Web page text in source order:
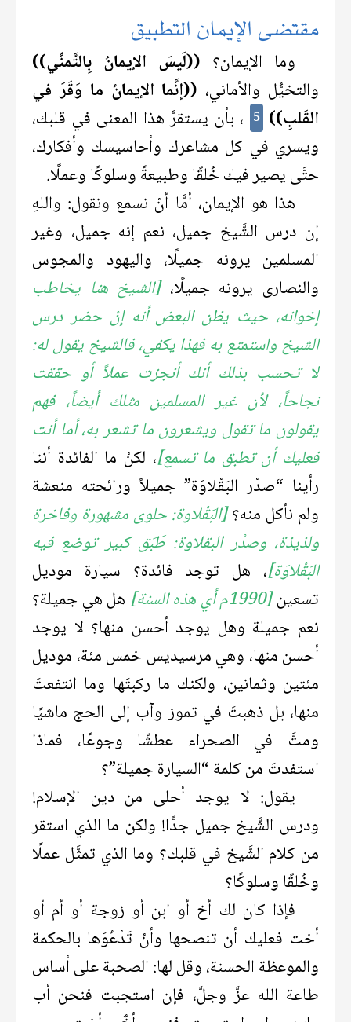
مقتضى الإيمان التطبيق
وما الإيمان؟ ((لَيسَ الإيمانُ بِالتَّمنِّي))
والتخيُّل والأماني، ((إنَّما الإيمانُ ما وَقَرَ في
القَلبِ)) 5 ، بأن يستقرَّ هذا المعنى في قلبك،
ويسري في كل مشاعرك وأحاسيسك وأفكارك،
حتَّى يصير فيك خُلقًا وطبيعةً وسلوكًا وعملًا.
هذا هو الإيمان، أمَّا أنْ نسمع ونقول: واللهِ
إن درس الشَّيخ جميل، نعم إنه جميل، وغير
المسلمين يرونه جميلًا، واليهود والمجوس
والنصارى يرونه جميلًا،[الشيخ هنا يخاطب
إخوانه، حيث يظن البعض أنه إنْ حضر درس
الشيخ واستمتع به فهذا يكفي، فالشيخ يقول له:
لا تحسب بذلك أنك أنجزت عملاً أو حققت
نجاحاً، لأن غير المسلمين مثلك أيضاً، فهم
يقولون ما تقول ويشعرون ما تشعر به، أما أنت
فعليك أن تطبق ما تسمع]، لكنْ ما الفائدة أننا
رأينا “صدْر البَقْلاوَة” جميلاً ورائحته منعشة
ولم نأكل منه؟[البَقْلاوة: حلوى مشهورة وفاخرة
ولذيذة، وصدْر البقلاوة: طَبَق كبير توضع فيه
البَقْلاوَة]، هل توجد فائدة؟ سيارة موديل
تسعين[1990م أي هذه السنة]
هل هي جميلة؟
نعم جميلة وهل يوجد أحسن منها؟ لا يوجد
أحسن منها، وهي مرسيديس خمس مئة، موديل
مئتين وثمانين، ولكنك ما ركبتَها وما انتفعتَ
منها، بل ذهبتَ في تموز وآب إلى الحج ماشيًا
ومتَّ في الصحراء عطشًا وجوعًا، فماذا
استفدتَ من كلمة “السيارة جميلة”؟
يقول: لا يوجد أحلى من دين الإسلام!
ودرس الشَّيخ جميل جدًّا! ولكن ما الذي استقر
من كلام الشَّيخ في قلبك؟ وما الذي تمثَّل عملًا
وخُلقًا وسلوكًا؟
فإذا كان لك أخ أو ابن أو زوجة أو أم أو
أخت فعليك أن تنصحها وأنْ تَدْعُوَها بالحكمة
والموعظة الحسنة، وقل لها: الصحبة على أساس
طاعة الله عزَّ وجلَّ، فإن استجبت فنحن أب